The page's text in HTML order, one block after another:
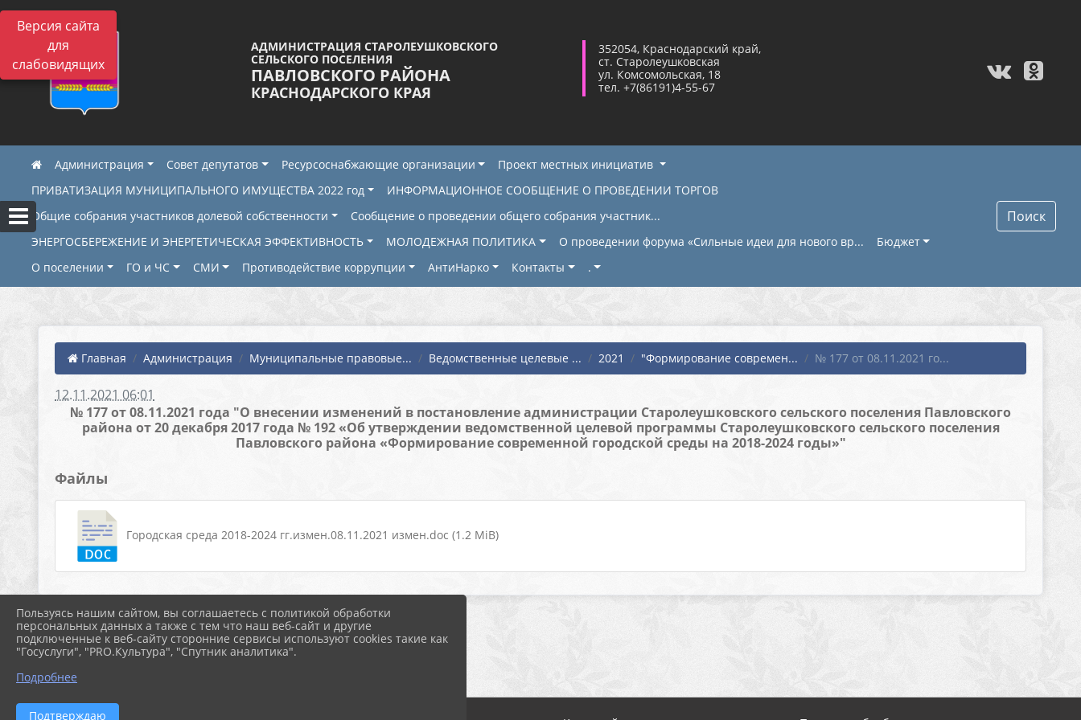
Версия сайта
для
слабовидящих
АДМИНИСТРАЦИЯ СТАРОЛЕУШКОВСКОГО
СЕЛЬСКОГО ПОСЕЛЕНИЯ
ПАВЛОВСКОГО РАЙОНА
КРАСНОДАРСКОГО КРАЯ
352054, Краснодарский край,
ст. Старолеушковская
ул. Комсомольская, 18
тел. +7(86191)4-55-67
Администрация Совет депутатов Ресурсоснабжающие организации
Проект местных инициатив
ПРИВАТИЗАЦИЯ МУНИЦИПАЛЬНОГО ИМУЩЕСТВА 2022 год
ИНФОРМАЦИОННОЕ СООБЩЕНИЕ О ПРОВЕДЕНИИ ТОРГОВ
Общие собрания участников долевой собственности
Сообщение о проведении общего собрания участник...
ЭНЕРГОСБЕРЕЖЕНИЕ И ЭНЕРГЕТИЧЕСКАЯ ЭФФЕКТИВНОСТЬ
МОЛОДЕЖНАЯ ПОЛИТИКА О проведении форума «Сильные идеи для нового вр...
Бюджет
О поселении
ГО и ЧС СМИ Противодействие коррупции АнтиНарко Контакты .
Поиск
Главная Администрация Муниципальные правовые... Ведомственные целевые ... 2021 "Формирование современ... № 177 от 08.11.2021 го...
12.11.2021 06:01
№ 177 от 08.11.2021 года "О внесении изменений в постановление администрации Старолеушковского сельского поселения Павловского
района от 20 декабря 2017 года № 192 «Об утверждении ведомственной целевой программы Старолеушковского сельского поселения
Павловского района «Формирование современной городской среды на 2018-2024 годы»"
Файлы
Городская среда 2018-2024 гг.измен.08.11.2021 измен.doc (1.2 MiB)
Пользуясь нашим сайтом, вы соглашаетесь с политикой обработки
персональных данных а также с тем что наш веб-сайт и другие
подключенные к веб-сайту сторонние сервисы используют cookies такие как
"Госуслуги", "PRO.Культура", "Спутник аналитика".
Подробнее
Подтверждаю